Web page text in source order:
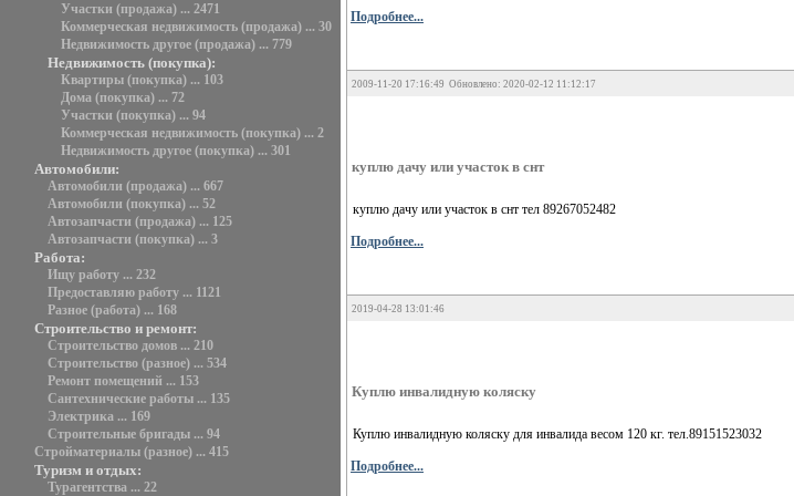
Участки (продажа) ... 2471
Коммерческая недвижимость (продажа) ... 30
Недвижимость другое (продажа) ... 779
Недвижимость (покупка):
Квартиры (покупка) ... 103
Дома (покупка) ... 72
Участки (покупка) ... 94
Коммерческая недвижимость (покупка) ... 2
Недвижимость другое (покупка) ... 301
Автомобили:
Автомобили (продажа) ... 667
Автомобили (покупка) ... 52
Автозапчасти (продажа) ... 125
Автозапчасти (покупка) ... 3
Работа:
Ищу работу ... 232
Предоставляю работу ... 1121
Разное (работа) ... 168
Строительство и ремонт:
Строительство домов ... 210
Строительство (разное) ... 534
Ремонт помещений ... 153
Сантехнические работы ... 135
Электрика ... 169
Строительные бригады ... 94
Стройматериалы (разное) ... 415
Туризм и отдых:
Турагентства ... 22
Подробнее...
2009-11-20 17:16:49 Обновлено: 2020-02-12 11:12:17
куплю дачу или участок в снт
куплю дачу или участок в снт тел 89267052482
Подробнее...
2019-04-28 13:01:46
Куплю инвалидную коляску
Куплю инвалидную коляску для инвалида весом 120 кг. тел.89151523032
Подробнее...